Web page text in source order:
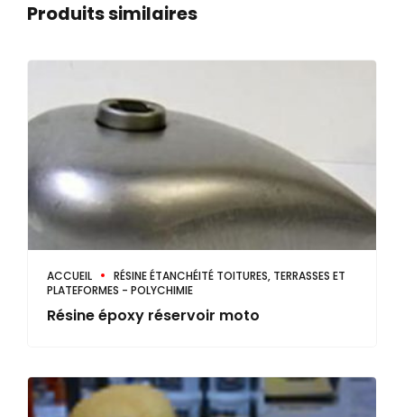
Produits similaires
ACCUEIL
RÉSINE ÉTANCHÉITÉ TOITURES, TERRASSES ET
PLATEFORMES - POLYCHIMIE
Résine époxy réservoir moto